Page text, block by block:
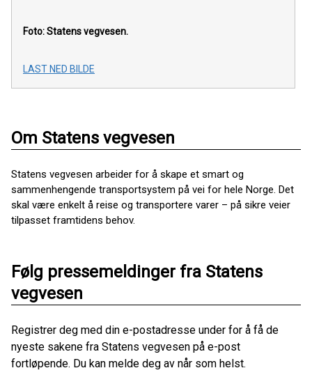
Foto: Statens vegvesen.
LAST NED BILDE
Om Statens vegvesen
Statens vegvesen arbeider for å skape et smart og
sammenhengende transportsystem på vei for hele Norge. Det
skal være enkelt å reise og transportere varer – på sikre veier
tilpasset framtidens behov.
Følg pressemeldinger fra Statens
vegvesen
Registrer deg med din e-postadresse under for å få de
nyeste sakene fra Statens vegvesen på e-post
fortløpende. Du kan melde deg av når som helst.